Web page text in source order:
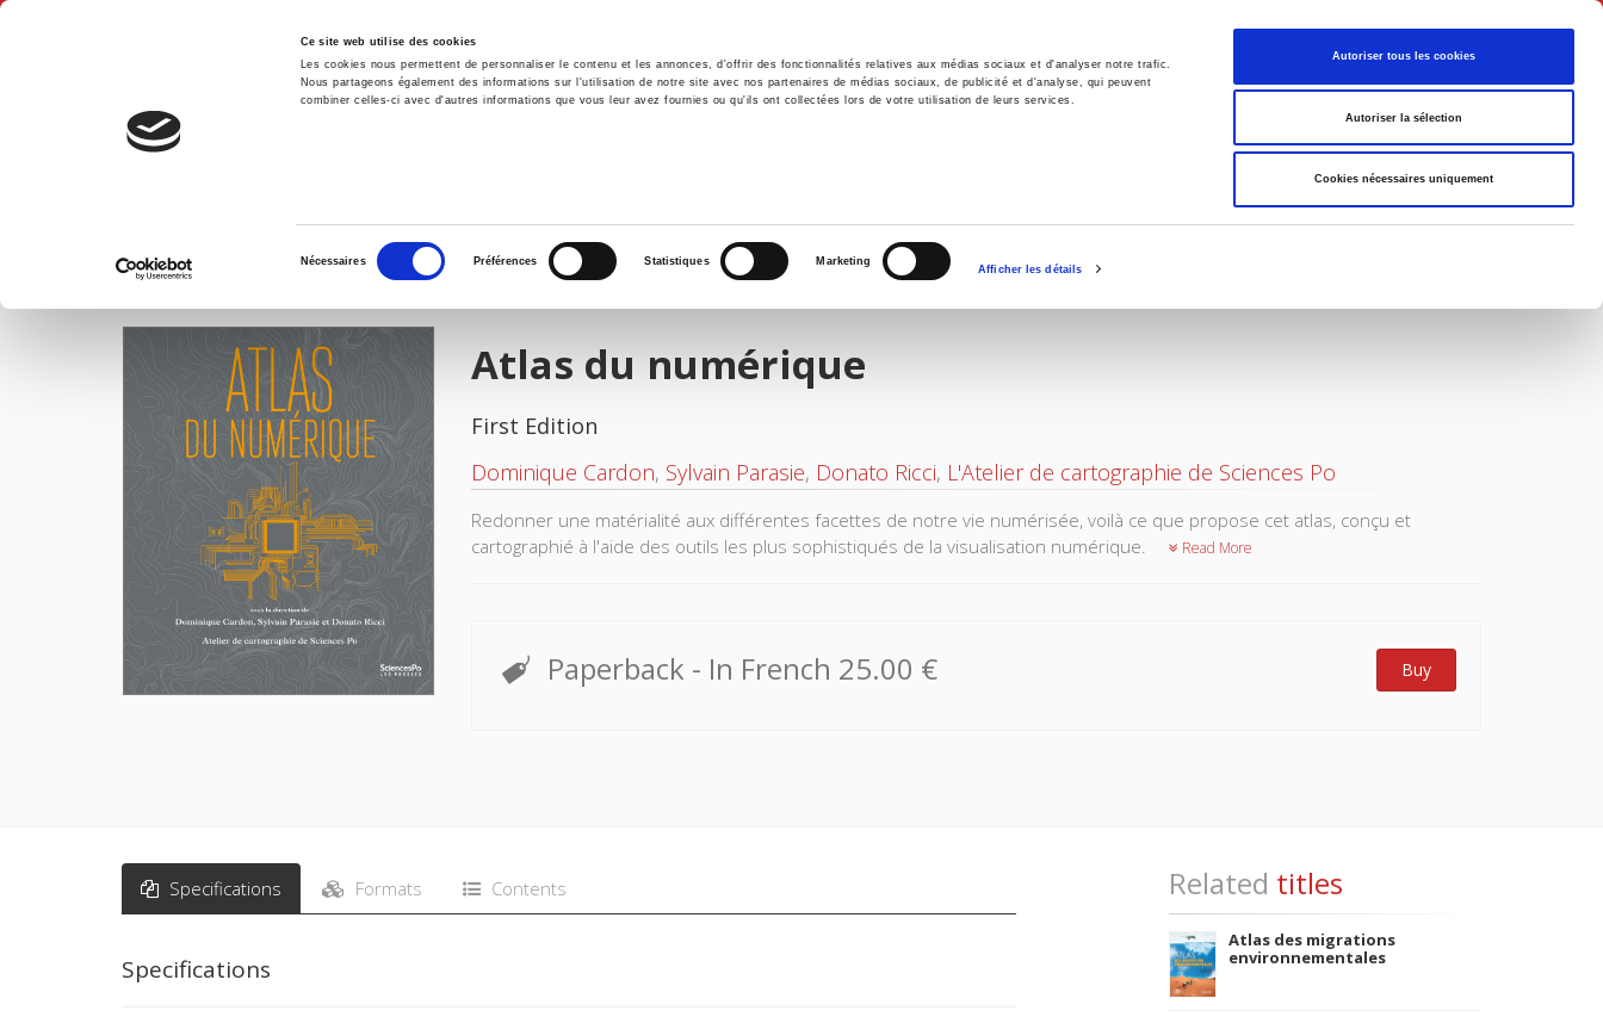
Ce site web utilise des cookies
Les cookies nous permettent de personnaliser le contenu et les annonces, d'offrir des fonctionnalités relatives aux médias sociaux et d'analyser notre trafic.
Nous partageons également des informations sur l'utilisation de notre site avec nos partenaires de médias sociaux, de publicité et d'analyse, qui peuvent
combiner celles-ci avec d'autres informations que vous leur avez fournies ou qu'ils ont collectées lors de votre utilisation de leurs services.
consentement
Nécessaires Préférences Statistiques Marketing
Afficher les détails
Autoriser tous les cookies
Autoriser la sélection
Cookies nécessaires uniquement
English
Home Environment History International Politics
IMAGES
Atlas du numérique
First Edition
Dominique Cardon, Sylvain Parasie, Donato Ricci, L'Atelier de cartographie de Sciences Po
Redonner une matérialité aux différentes facettes de notre vie numérisée, voilà ce que propose cet atlas, conçu et
cartographié à l'aide des outils les plus sophistiqués de la visualisation numérique.
Read More
Paperback - In French 25.00 € Buy
Specifications Formats Contents
Specifications
Related titles
Atlas des migrations
environnementales